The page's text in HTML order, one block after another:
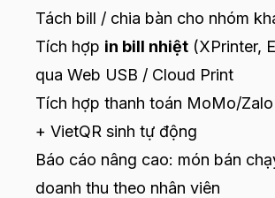
Tách bill / chia bàn cho nhóm
Tích hợp in bill nhiệt (XPrinter,
qua Web USB / Cloud Print
Tích hợp thanh toán MoMo/
+ VietQR sinh tự động
Báo cáo nâng cao: món bán
doanh thu theo nhân viên